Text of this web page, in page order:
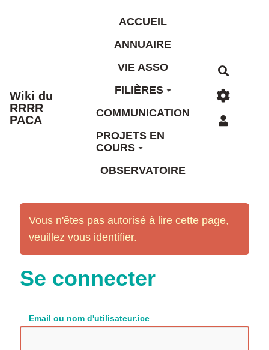
Wiki du
RRRR
PACA
ACCUEIL
ANNUAIRE
VIE ASSO
FILIÈRES
COMMUNICATION
PROJETS EN
COURS
OBSERVATOIRE
Vous n'êtes pas autorisé à lire cette page,
veuillez vous identifier.
Se connecter
Email ou nom d'utilisateur.ice